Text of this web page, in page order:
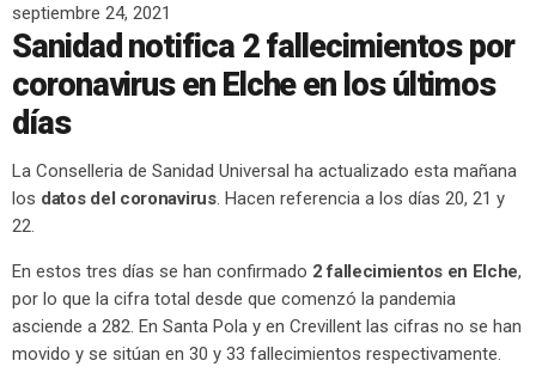
septiembre 24, 2021
Sanidad notifica 2 fallecimientos por
coronavirus en Elche en los últimos
días
La Conselleria de Sanidad Universal ha actualizado esta mañana
los datos del coronavirus. Hacen referencia a los días 20, 21 y
22.
En estos tres días se han confirmado 2 fallecimientos en Elche,
por lo que la cifra total desde que comenzó la pandemia
asciende a 282. En Santa Pola y en Crevillent las cifras no se han
movido y se sitúan en 30 y 33 fallecimientos respectivamente.